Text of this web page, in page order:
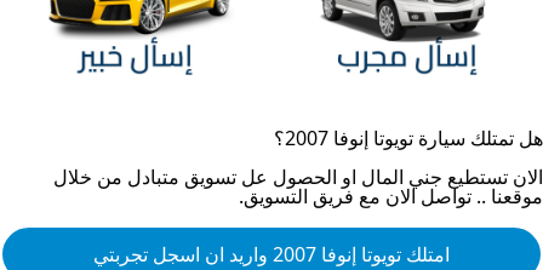
هل تمتلك سيارة تويوتا إنوفا 2007
؟
الان تستطيع جني المال او الحصول عل تسويق متبادل من خلال
موقعنا .. تواصل الان مع فريق التسويق.
امتلك تويوتا إنوفا 2007 واريد ان اسجل تجربتي